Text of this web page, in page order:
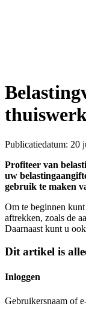
Publicatiedatum: 20
Profiteer van
uw
gebruik te maken
Om te beginnen
aftrekken, zoals de
Daarnaast kunt u
Dit artikel is
Inloggen
Gebruikersnaam of